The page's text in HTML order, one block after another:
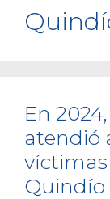
En
atendió
Quindío